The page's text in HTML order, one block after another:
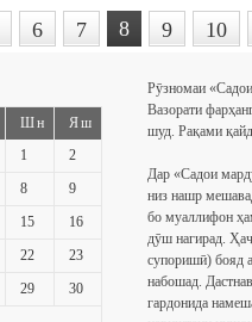
6 7 8 9 10
Шн Яш
1
2
8
9
15
16
22
23
29
30
Рӯзномаи
Вазорати
шуд. Рақами
Дар «Садои
низ нашр
бо муаллифон
дӯш нагирад.
супоришӣ) бояд
набошад.
гардонида